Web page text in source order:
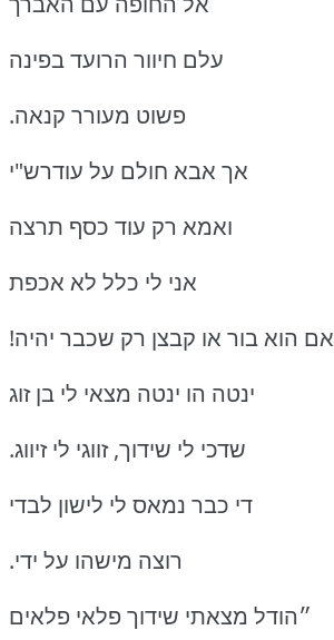
עלם חיוור הרועד בפינה
.פשוט מעורר קנאה
אך אבא חולם על עודרש"י
ואמא רק עוד כסף תרצה
אני לי כלל לא אכפת
!אם הוא בור או קבצן רק שכבר יהיה
ינטה הו ינטה מצאי לי בן זוג
.שדכי לי שידוך, זווגי לי זיווג
די כבר נמאס לי לישון לבדי
.רוצה מישהו על ידי
״הודל מצאתי שידוך פלאי פלאים